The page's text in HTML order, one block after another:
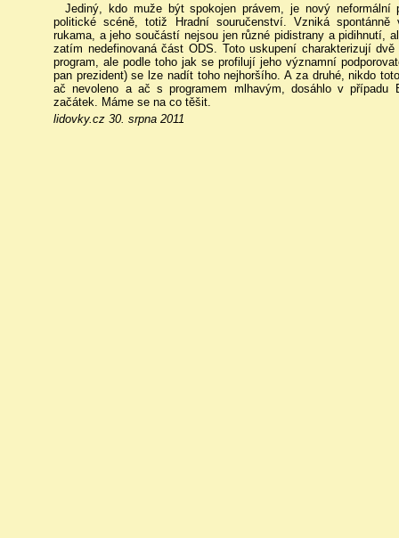
Jediný, kdo muže být spokojen právem, je nový
politické scéně, totiž Hradní souručenství. Vzniká spontánně
rukama, a jeho součástí nejsou jen různé pidistrany a pidihnutí,
zatím nedefinovaná část ODS. Toto uskupení charakterizují
program, ale podle toho jak se profilují jeho významní
pan prezident) se lze nadít toho nejhoršího. A za druhé, nikdo
ač nevoleno a ač s programem mlhavým, dosáhlo v případu
začátek. Máme se na co těšit.
lidovky.cz 30. srpna 2011